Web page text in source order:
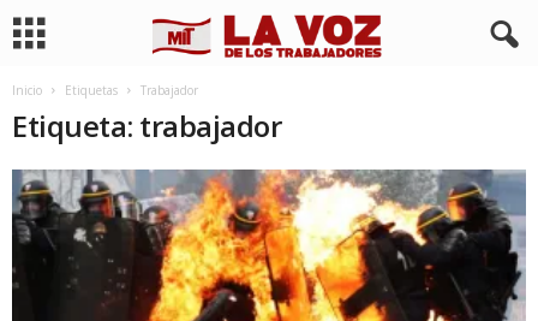
Inicio Etiquetas Trabajador
Etiqueta: trabajador